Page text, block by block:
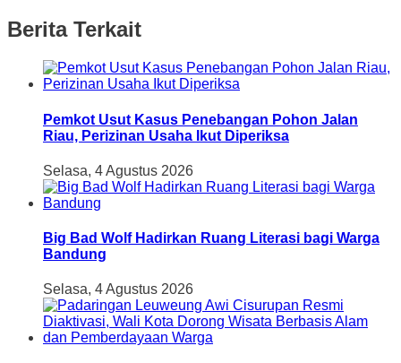
Berita Terkait
Pemkot Usut Kasus Penebangan Pohon Jalan
Riau, Perizinan Usaha Ikut Diperiksa
Selasa, 4 Agustus 2026
Big Bad Wolf Hadirkan Ruang Literasi bagi Warga
Bandung
Selasa, 4 Agustus 2026